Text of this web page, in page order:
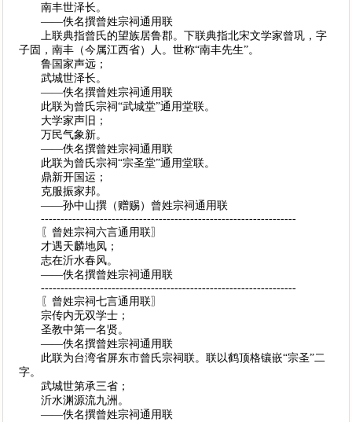
南丰世泽长。
——佚名撰曾姓宗祠通用联
上联典指曾氏的望族居鲁郡。下联典指北宋文学家曾巩，字
子固，南丰（今属江西省）人。世称“南丰先生”。
鲁国家声远；
武城世泽长。
——佚名撰曾姓宗祠通用联
此联为曾氏宗祠“武城堂”通用堂联。
大学家声旧；
万民气象新。
——佚名撰曾姓宗祠通用联
此联为曾氏宗祠“宗圣堂”通用堂联。
鼎新开国运；
克服振家邦。
——孙中山撰（赠赐）曾姓宗祠通用联
-----------------------------------------------------------------
〖曾姓宗祠六言通用联〗
才遇天麟地凤；
志在沂水春风。
——佚名撰曾姓宗祠通用联
-----------------------------------------------------------------
〖曾姓宗祠七言通用联〗
宗传内无双学士；
圣教中第一名贤。
——佚名撰曾姓宗祠通用联
此联为台湾省屏东市曾氏宗祠联。联以鹤顶格镶嵌“宗圣”二
字。
武城世第承三省；
沂水渊源流九洲。
——佚名撰曾姓宗祠通用联